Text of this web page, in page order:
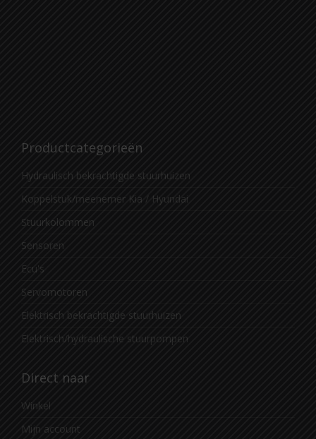
Productcategorieën
Hydraulisch bekrachtigde stuurhuizen
Koppelstuk/meenemer Kia / Hyundai
Stuurkolommen
Sensoren
Ecu's
Servomotoren
Elektrisch bekrachtigde stuurhuizen
Elektrisch/hydraulische stuurpompen
Direct naar
Winkel
Mijn account